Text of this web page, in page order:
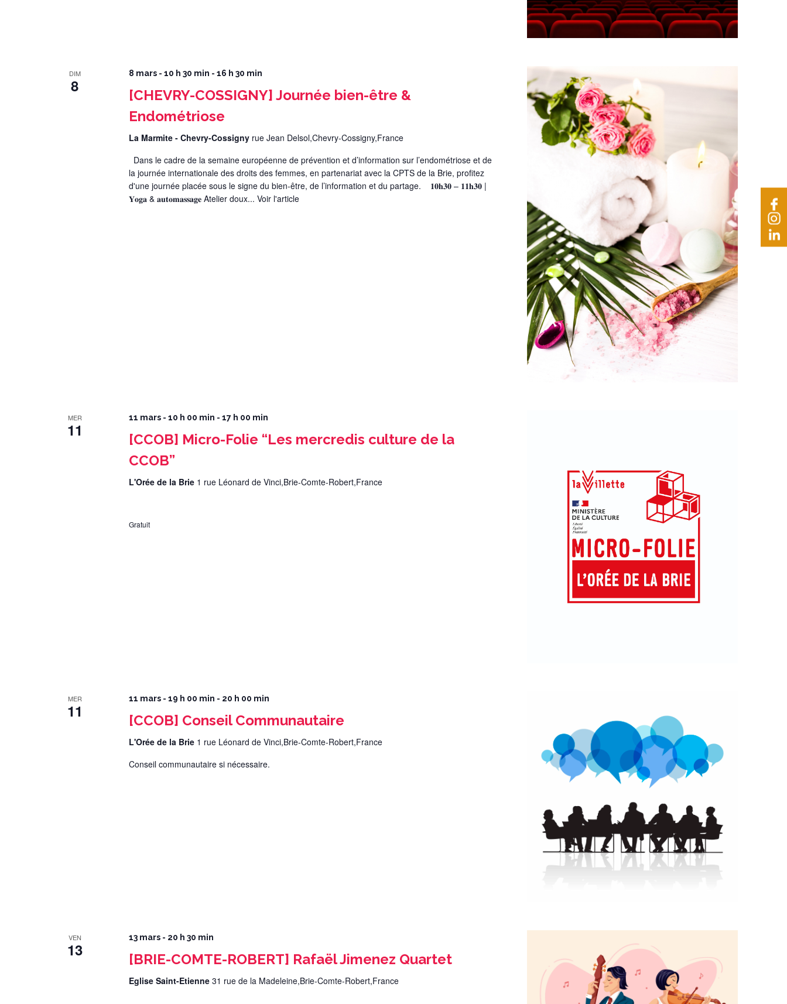
DIM
8
8 mars - 10 h 30 min - 16 h 30 min
[CHEVRY-COSSIGNY] Journée bien-être &
Endométriose
La Marmite - Chevry-Cossigny rue Jean Delsol,Chevry-Cossigny,France
Dans le cadre de la semaine européenne de prévention et d’information sur l’endométriose et de
la journée internationale des droits des femmes, en partenariat avec la CPTS de la Brie, profitez
d'une journée placée sous le signe du bien-être, de l’information et du partage. 𝟏𝟎𝐡𝟑𝟎 – 𝟏𝟏𝐡𝟑𝟎 |
𝐘𝐨𝐠𝐚 & 𝐚𝐮𝐭𝐨𝐦𝐚𝐬𝐬𝐚𝐠𝐞 Atelier doux... Voir l'article
MER
11
11 mars - 10 h 00 min - 17 h 00 min
[CCOB] Micro-Folie “Les mercredis culture de la
CCOB”
L'Orée de la Brie 1 rue Léonard de Vinci,Brie-Comte-Robert,France
Gratuit
MER
11
11 mars - 19 h 00 min - 20 h 00 min
[CCOB] Conseil Communautaire
L'Orée de la Brie 1 rue Léonard de Vinci,Brie-Comte-Robert,France
Conseil communautaire si nécessaire.
VEN
13
13 mars - 20 h 30 min
[BRIE-COMTE-ROBERT] Rafaël Jimenez Quartet
Eglise Saint-Etienne 31 rue de la Madeleine,Brie-Comte-Robert,France